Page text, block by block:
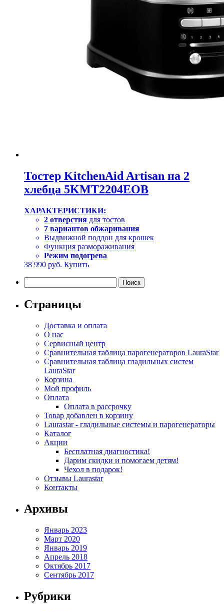
Тостер KitchenAid Artisan на 2
хлебца 5KMT2204EOB
ХАРАКТЕРИСТИКИ:
2 отверстия для тостов
7 вариантов обжаривания
Выдвижной поддон для крошек
Функция размораживания
Режим подогрева
38 990 руб. Купить
Страницы
Доставка и оплата
О нас
Сервисный центр
Сравнительная таблица парогенераторов LauraStar
Сравнительная таблица гладильных систем
LauraStar
Корзина
Мой профиль
Оплата
Оплата в рассрочку
Товар добавлен в корзину
Laurastar - гладильные системы и парогенераторы
Каталог
Акции
Бесплатная диагностика!
Дарим скидки и помогаем детям!
Чехол в подарок!
Отзывы Laurastar
Контакты
Архивы
Январь 2023
Март 2020
Январь 2019
Апрель 2018
Октябрь 2017
Сентябрь 2017
Рубрики